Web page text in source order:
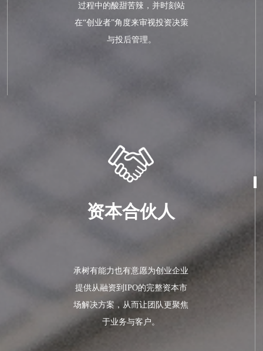
过程中的酸甜苦辣，并时刻站
在“创业者”角度来审视投资决策
与投后管理。
资本合伙人
承树有能力也有意愿为创业企业
提供从融资到IPO的完整资本市
场解决方案，从而让团队更聚焦
于业务与客户。